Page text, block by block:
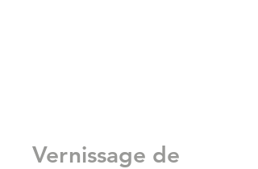
Vernissage de